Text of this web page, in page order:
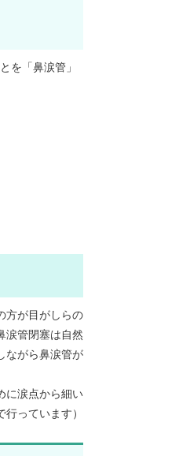
を「鼻涙管」
方が目がしらの
涙管閉塞は自然
ながら鼻涙管が
に涙点から細い
っています）